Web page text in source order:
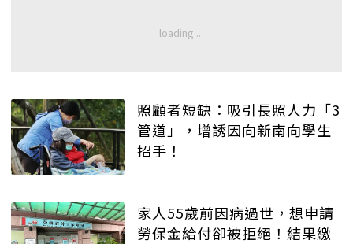
照顧者短缺：吸引長照人力「3
管道」，增誘因向新南向學生
招手！
家人55歲前因病過世，想申請
勞保金給付卻被拒絕！結果繳